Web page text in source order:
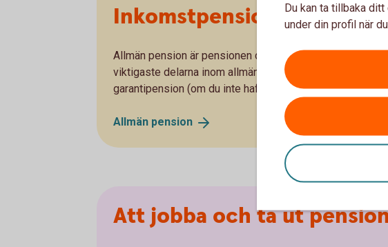
Inkomstpension – en del
Allmän pension är pensionen du får från staten om du
viktigaste delarna inom allmän pension är
garantipension (om du inte haft någon, eller låg,
Allmän pension
Att jobba och ta ut
Du kan ta tillbaka
under din profil när